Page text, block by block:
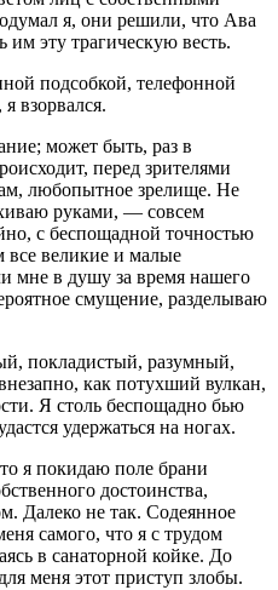
я, они решили, что Ава
им эту трагическую весть.
подсобкой, телефонной
взорвался.
может быть, раз в
перед зрителями
любопытное зрелище. Не
руками, — совсем
с беспощадной точностью
великие и малые
мне в душу за время нашего
смущение, разделываю
покладистый, разумный,
как потухший вулкан,
Я столь беспощадно бью
удержаться на ногах.
я покидаю поле брани
достоинства,
Далеко не так. Содеянное
самого, что я с трудом
в санаторной койке. До
меня этот приступ злобы.